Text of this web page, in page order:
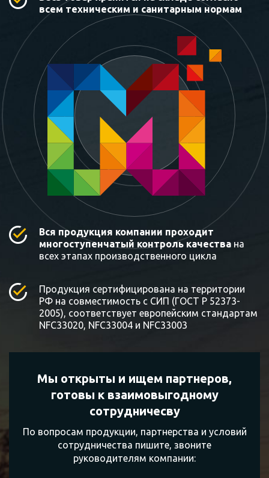
всем техническим и санитарным нормам
Вся продукция компании проходит
многоступенчатый контроль качества на
всех этапах производственного цикла
Продукция сертифицирована на территории
РФ на совместимость с СИП (ГОСТ Р 52373-
2005), соответствует европейским стандартам
NFC33020, NFC33004 и NFC33003
Мы открыты и ищем партнеров,
готовы квзаимовыгодному
сотрудничесву
По вопросам продукции, партнерства и условий
сотрудничества пишите, звоните
руководителям компании: